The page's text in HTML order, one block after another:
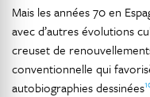
Mais les années 70 en
avec d’autres évolutions
creuset de
conventionnelle qui
autobiographies dessinées